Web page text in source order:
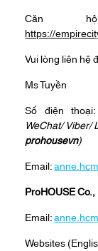
Căn
https://
Vui lòng liên hệ
Ms Tuyền
Số điện
WeChat/Viber/
prohousevn)
Email:
ProHOUSE Co.,
Email:
Websites